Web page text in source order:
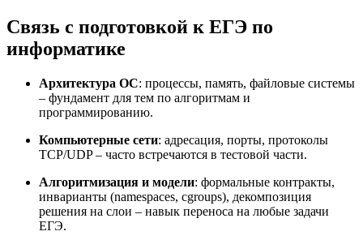
Связь с подготовкой к ЕГЭ по
информатике
Архитектура ОС: процессы, память, файловые системы
– фундамент для тем по алгоритмам и
программированию.
Компьютерные сети: адресация, порты, протоколы
TCP/UDP – часто встречаются в тестовой части.
Алгоритмизация и модели: формальные контракты,
инварианты (namespaces, cgroups), декомпозиция
решения на слои – навык переноса на любые задачи
ЕГЭ.